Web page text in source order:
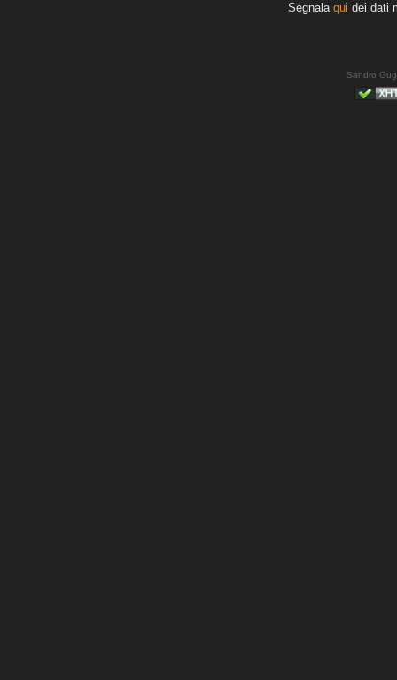
Segnala qui dei dati
Sandro